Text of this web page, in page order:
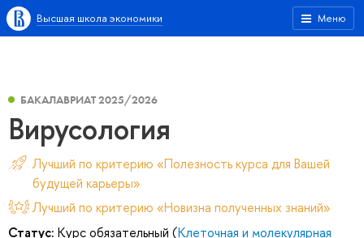
Меню
Высшая школа экономики
БАКАЛАВРИАТ 2025/2026
Вирусология
Лучший по критерию «Полезность курса для Вашей
будущей карьеры»
Лучший по критерию «Новизна полученных знаний»
Статус: Курс обязательный (Клеточная и молекулярная